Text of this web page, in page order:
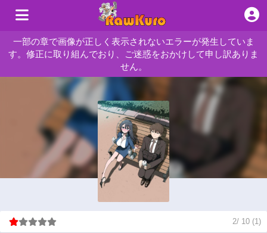
一部の章で画像が正しく表示されないエラーが発生していま
す。修正に取り組んでおり、ご迷惑をおかけして申し訳ありま
せん。
2/ 10 (1)